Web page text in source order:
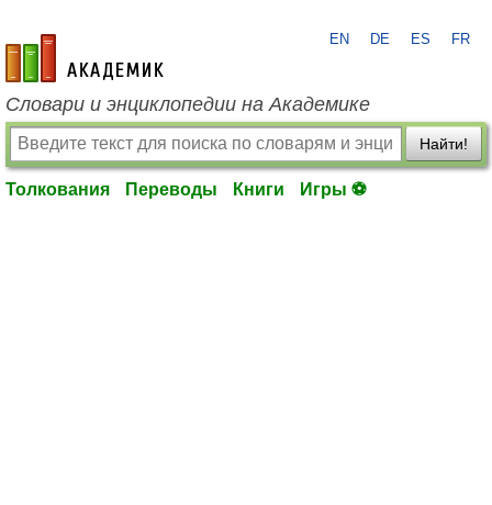
academic.ru
EN DE ES FR
Словари и энциклопедии на Академике
Найти!
Толкования Переводы Книги Игры ⚽